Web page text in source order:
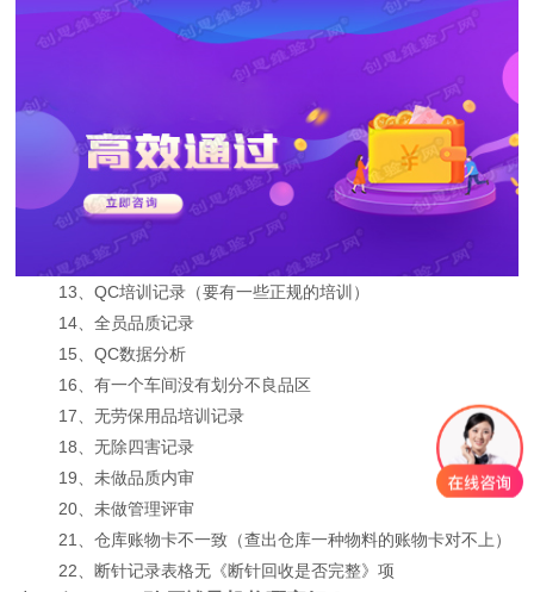
13、QC培训记录（要有一些正规的培训）
14、全员品质记录
15、QC数据分析
16、有一个车间没有划分不良品区
17、无劳保用品培训记录
18、无除四害记录
19、未做品质内审
20、未做管理评审
21、仓库账物卡不一致（查出仓库一种物料的账物卡对不上）
22、断针记录表格无《断针回收是否完整》项